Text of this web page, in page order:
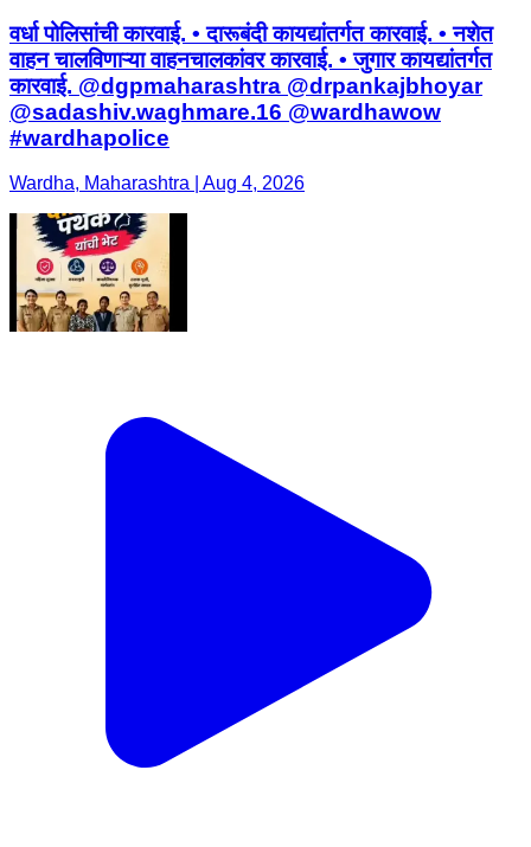
वर्धा पोलिसांची कारवाई. • दारूबंदी कायद्यांतर्गत कारवाई. • नशेत
वाहन चालविणाऱ्या वाहनचालकांवर कारवाई. • जुगार कायद्यांतर्गत
कारवाई. @dgpmaharashtra @drpankajbhoyar
@sadashiv.waghmare.16 @wardhawow
#wardhapolice
Wardha, Maharashtra | Aug 4, 2026